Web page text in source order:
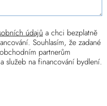
údajů a chci bezplatně
Souhlasím, že zadané
partnerům
služeb na financování bydlení.